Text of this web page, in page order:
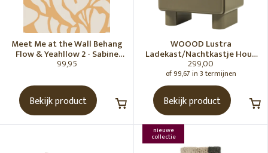
Meet Me at the Wall Behang
Flow & Yeahllow 2 - Sabine
van Vessem
99,95
Bekijk product
WOOOD Lustra
Ladekast/Nachtkastje Hout
Hoogglans Groen [Fsc]
299,00
of 99,67 in 3 termijnen
Bekijk product
nieuwe
collectie